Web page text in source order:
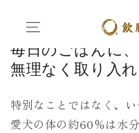
キップ
ホーム 薬膳 × 続けやす
毎日のごはんに、
無理なく取り入れ
特別なことではなく、
愛犬の体の約60％は水